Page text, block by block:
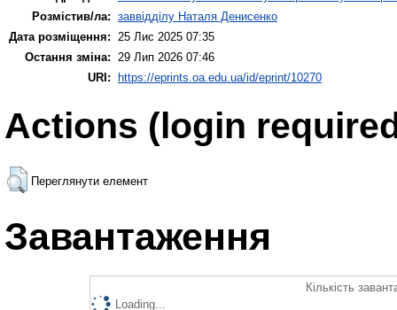
Розмістив/ла: заввідділу Наталя Денисенко
Дата розміщення:
25 Лис 2025 07:35
Остання зміна:
29 Лип 2026 07:46
URI: https://eprints.oa.edu.ua/id/eprint/10270
Actions (login
Переглянути елемент
Завантаження
Кількість
Loading...